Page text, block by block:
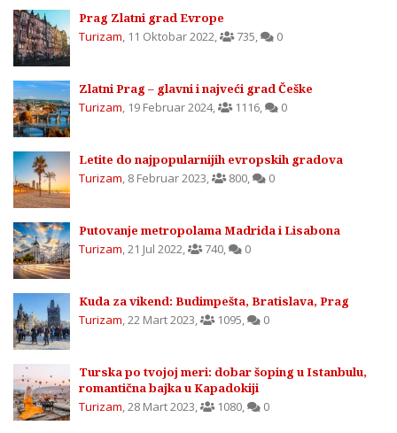
Prag Zlatni grad Evrope
Turizam 11 Oktobar 2022 735 0
Zlatni Prag – glavni i najveći grad Češke
Turizam 19 Februar 2024, 1116 0
Letite do najpopularnijih evropskih gradova
Turizam 8 Februar 2023 800 0
Putovanje metropolama Madrida i Lisabona
Turizam 21 Jul 2022 740 0
Kuda za vikend: Budimpešta, Bratislava, Prag
Turizam 22 Mart 2023 1095 0
Turska po tvojoj meri: dobar šoping u Istanbulu,
romantična bajka u Kapadokiji
Turizam 28 Mart 2023 1080 0